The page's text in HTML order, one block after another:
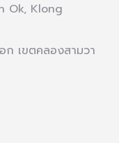
Ok, Klong
ก เขตคลองสามวา